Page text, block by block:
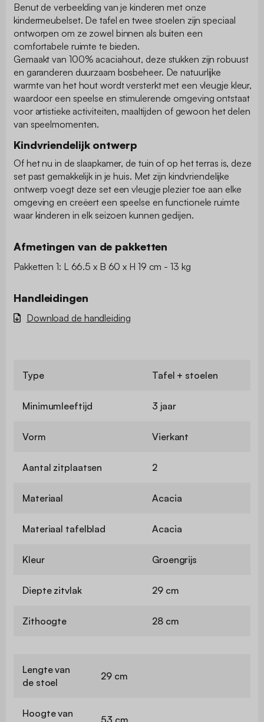
Benut de verbeelding van je kinderen met onze
kindermeubelset. De tafel en twee stoelen zijn speciaal
ontworpen om ze zowel binnen als buiten een
comfortabele ruimte te bieden.
Gemaakt van 100% acaciahout, deze stukken zijn robuust
en garanderen duurzaam bosbeheer. De natuurlijke
warmte van het hout wordt versterkt met een vleugje kleur,
waardoor een speelse en stimulerende omgeving ontstaat
voor artistieke activiteiten, maaltijden of gewoon het delen
van speelmomenten.
Kindvriendelijk ontwerp
Of het nu in de slaapkamer, de tuin of op het terras is, deze
set past gemakkelijk in je huis. Met zijn kindvriendelijke
ontwerp voegt deze set een vleugje plezier toe aan elke
omgeving en creëert een speelse en functionele ruimte
waar kinderen in elk seizoen kunnen gedijen.
Afmetingen van de pakketten
Pakketten 1: L 66.5 x B 60 x H 19 cm - 13 kg
Handleidingen
Download de handleiding
Type Tafel + stoelen
Minimumleeftijd 3 jaar
Vorm Vierkant
Aantal zitplaatsen 2
Materiaal Acacia
Materiaal tafelblad Acacia
Kleur Groengrijs
Diepte zitvlak 29 cm
Zithoogte 28 cm
Lengte van
de stoel
29 cm
Hoogte van
53 cm